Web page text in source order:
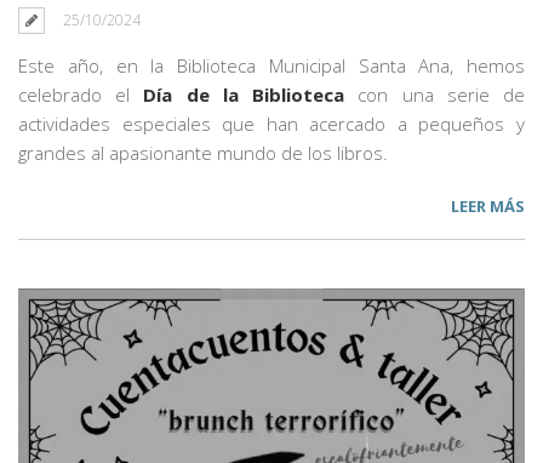
25/10/2024
Este año, en la Biblioteca Municipal Santa Ana, hemos
celebrado el Día de la Biblioteca con una serie de
actividades especiales que han acercado a pequeños y
grandes al apasionante mundo de los libros.
LEER MÁS